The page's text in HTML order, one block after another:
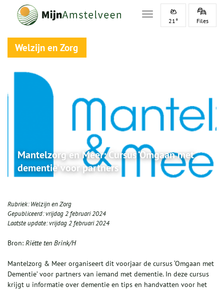
Toggle navigation
21° Files
Welzijn en Zorg
Mantelzorg en Meer: Cursus ‘Omgaan met
dementie’ voor partners
Rubriek:Welzijn en Zorg
Gepubliceerd:vrijdag 2 februari 2024
Laatste update:vrijdag 2 februari 2024
Bron: Riëtte ten Brink/H
Mantelzorg & Meer organiseert dit voorjaar de cursus ‘Omgaan met
Dementie’ voor partners van iemand met dementie. In deze cursus
krijgt u informatie over dementie en tips en handvatten voor het